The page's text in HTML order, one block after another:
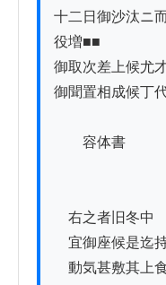
十二日御沙汰ニ
役増■■
御取次差上候尤
御聞置相成候丁
容体書
帯
右之者旧冬中
宜御座候是迄
動気甚敷其上